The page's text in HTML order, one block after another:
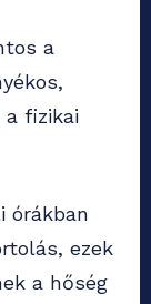
a
a fizikai
órákban
ezek
a hőség